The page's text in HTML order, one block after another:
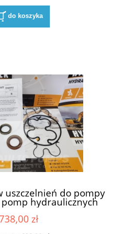
do koszyka
uszczelnień do pompy
hydraulicznych
DBH KP2AP220000
zł